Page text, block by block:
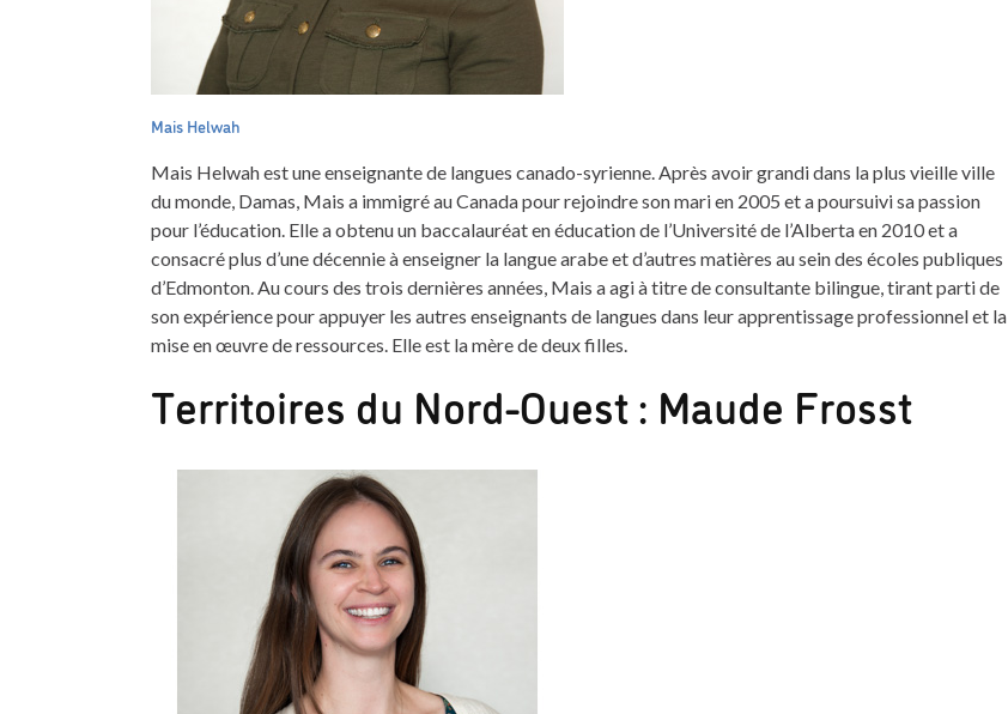
Mais Helwah
Mais Helwah est une enseignante de langues canado-syrienne. Après avoir grandi dans la plus vieille ville
du monde, Damas, Mais a immigré au Canada pour rejoindre son mari en 2005 et a poursuivi sa passion
pour l’éducation. Elle a obtenu un baccalauréat en éducation de l’Université de l’Alberta en 2010 et a
consacré plus d’une décennie à enseigner la langue arabe et d’autres matières au sein des écoles publiques
d’Edmonton. Au cours des trois dernières années, Mais a agi à titre de consultante bilingue, tirant parti de
son expérience pour appuyer les autres enseignants de langues dans leur apprentissage professionnel et la
mise en œuvre de ressources. Elle est la mère de deux filles.
Territoires du Nord-Ouest : Maude Frosst